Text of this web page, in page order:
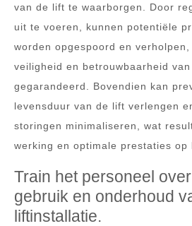
van de lift te waarborgen. Door
uit te voeren, kunnen potentiële
worden opgespoord en
veiligheid en betrouwbaarheid
gegarandeerd. Bovendien kan
levensduur van de lift verlengen
storingen minimaliseren, wat
werking en optimale prestaties op
Train het personeel
gebruik en onderhoud
liftinstallatie.